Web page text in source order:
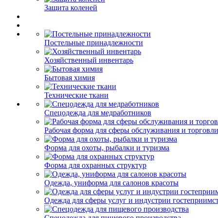
Защита коленей
Постельные принадлежности
Хозяйственный инвентарь
Бытовая химия
Технические ткани
Спецодежда для медработников
Рабочая форма для сферы обслуживания и торговли
Форма для охоты, рыбалки и туризма
Форма для охранных структур
Одежда, униформа для салонов красоты
Одежда для сферы услуг и индустрии